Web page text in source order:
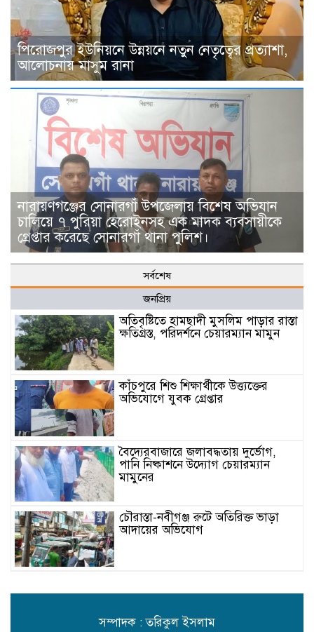
পিরোজপুর ইউনিয়নে উন্নয়নে নতুন নেতৃত্বের প্রত্যাশা,
আলোচনায় মাসুম রানা
নারায়ণগঞ্জের সোনারগাঁ উপজেলায় বিশেষ অভিযান
চালিয়ে ৭ পুরিয়া হেরোইনসহ এক মাদক ব্যবসায়ীকে
গ্রেপ্তার করেছে সোনারগাঁ থানা পুলিশ।
সর্বশেষ
জনপ্রিয়
অতিবৃষ্টিতে হামছাদী মুসলিম পাড়ার রাস্তা
ক্ষতিগ্রস্ত, পরিদর্শনে চেয়ারম্যান মামুন
কাঁচপুরে শিশু শিক্ষার্থীকে উত্ত্যক্তের
অভিযোগে যুবক গ্রেপ্তার
বৈদ্যেরবাজারে জলাবদ্ধতায় দুর্ভোগ,
পানি নিষ্কাশনে উদ্যোগ চেয়ারম্যান
মামুনের
চৌরাস্তা-নবীগঞ্জ রুটে অতিরিক্ত ভাড়া
আদায়ের অভিযোগ
নেতৃত্বের প্রত্যাশা, আলোচনায় মাসুম
সম্পাদক : তরিকুল ইসলাম